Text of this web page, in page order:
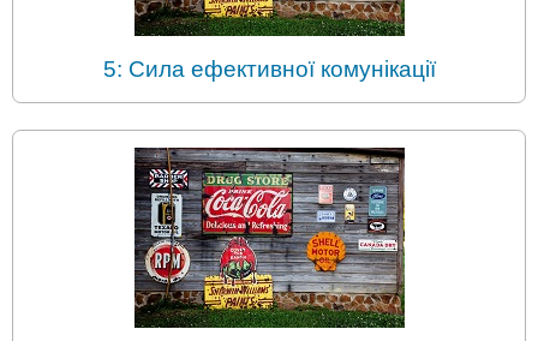
5: Сила ефективної комунікації